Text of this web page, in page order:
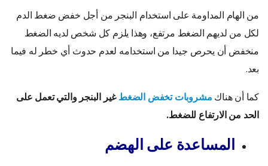
من الهام المداومة على استخدام البنجر من أجل خفض ضغط الدم
لكل من لديهم الضغط مرتفع، وهذا يلزم كل شخص لديه الضغط
منخفض أن يحرص جيدا من استخدامه لعدم حدوث أي خطر له فيما
بعد.
كما أن هناك مشروبات تخفض الضغطغير البنجر والتي تعمل على
الحد من الارتفاع للضغط.
المساعدة على الهضم